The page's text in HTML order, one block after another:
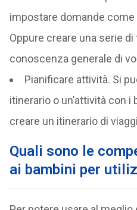
impostare domande
Oppure creare una serie
conoscenza generale di
Pianificare attività. Si
itinerario o un’attività con
creare un itinerario di
Quali sono le
ai bambini per